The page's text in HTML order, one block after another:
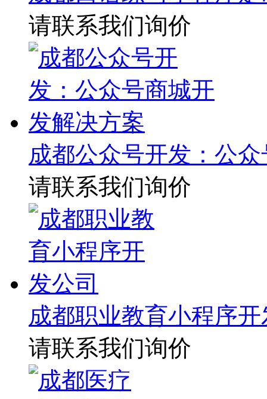
请联系我们询价
成都公众号开发：公
请联系我们询价
成都职业教育小程序
请联系我们询价